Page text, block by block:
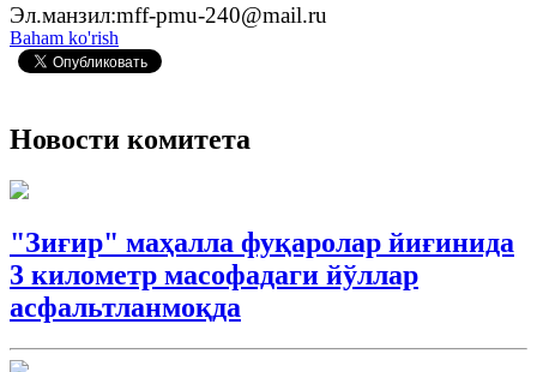
Эл.манзил:mff-pmu-240@mail.ru
Baham ko'rish
Новости комитета
"Зиғир" маҳалла фуқаролар йиғинида
3 километр масофадаги йўллар
асфальтланмоқда